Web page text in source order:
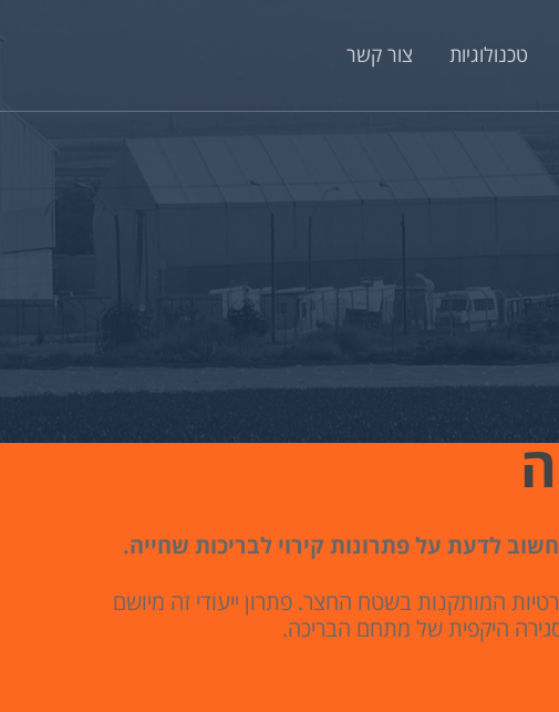
צור קשר טכנולוגיות
לדעת על פתרונות קירוי לבריכות שחייה.
המותקנות בשטח החצר. פתרון ייעודי זה מיושם
היקפית של מתחם הבריכה.